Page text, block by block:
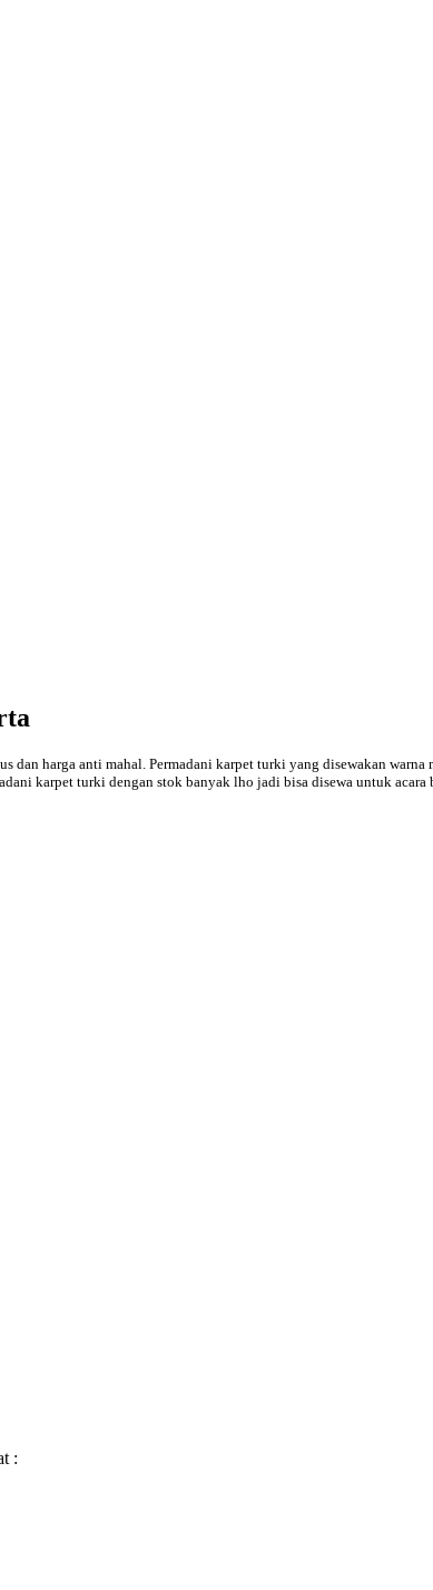
dan harga anti mahal. Permadani karpet turki yang disewakan
karpet turki dengan stok banyak lho jadi bisa disewa untuk acara
: